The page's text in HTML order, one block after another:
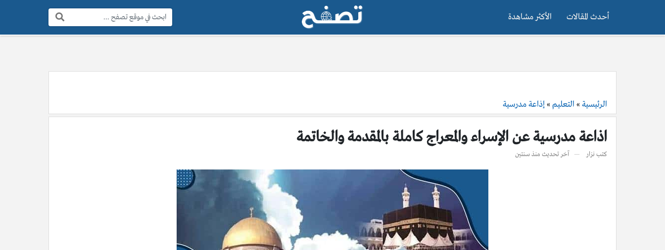
أحدث المقالات الأكثر مشاهدة
البحث:
الرئيسية » التعليم »إذاعة مدرسية
اذاعة مدرسية عن الإسراء والمعراج كاملة بالمقدمة والخاتمة
كتب نزار آخر تحديث منذ سنتين